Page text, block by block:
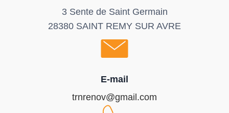
3 Sente de Saint Germain
28380 SAINT REMY SUR AVRE
E-mail
trnrenov@gmail.com